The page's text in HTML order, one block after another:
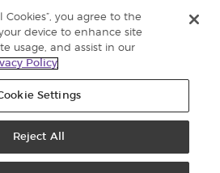
Netherlands
бренда+44 (0) 20 3935
9000
2021 |Политика конфиденциальности
Cookies”, you agree to the
device to enhance site
usage, and assist in our
Policy
Settings
Reject All